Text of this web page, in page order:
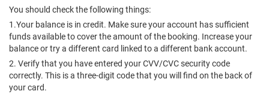
You should check the following things:
1.Your balance is in credit. Make sure your account has sufficient
funds available to cover the amount of the booking. Increase your
balance or try a different card linked to a different bank account.
2. Verify that you have entered your CVV/CVC security code
correctly. This is a three-digit code that you will find on the back of
your card.